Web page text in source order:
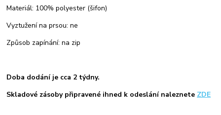
Materiál: 100% polyester (šifon)
Vyztužení na prsou: ne
Způsob zapínání: na zip
Doba dodání je cca 2 týdny.
Skladové zásoby připravené ihned k odeslání naleznete ZDE